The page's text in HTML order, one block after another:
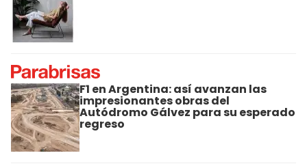
F1 en Argentina: así avanzan las
impresionantes obras del
Autódromo Gálvez para su esperado
regreso